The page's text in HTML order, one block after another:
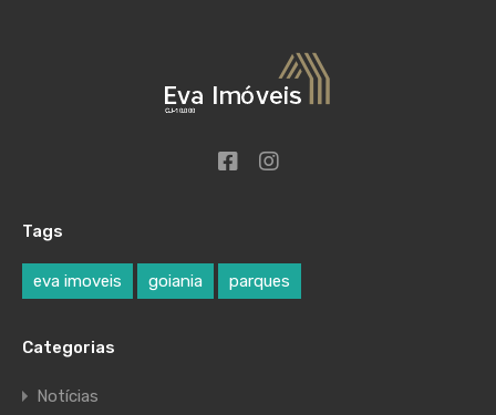
Tags
eva imoveis goiania parques
Categorias
Notícias